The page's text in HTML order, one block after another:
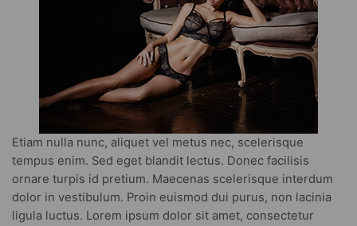
Etiam nulla nunc, aliquet vel metus nec, scelerisque
tempus enim. Sed eget blandit lectus. Donec facilisis
ornare turpis id pretium. Maecenas scelerisque interdum
dolor in vestibulum. Proin euismod dui purus, non lacinia
ligula luctus. Lorem ipsum dolor sit amet, consectetur